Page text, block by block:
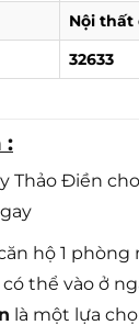
Nội thất
32633
:
Thảo Điền
hộ 1 phòng
thể vào ở
là một lựa